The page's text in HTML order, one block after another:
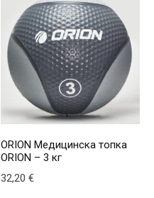
ORION Медицинска топка
ORION – 3 кг
32,20€